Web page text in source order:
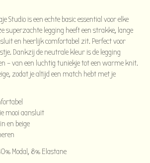
Studio is een echte basic essential voor elke
superzachte legging heeft een strakke, lange
en heerlijk comfortabel zit. Perfect voor
Dankzij de neutrale kleur is de legging
– van een luchtig tuniekje tot een warme knit.
zodat je altijd een match hebt met je
mooi aansluit
en beige
Modal, 8% Elastane